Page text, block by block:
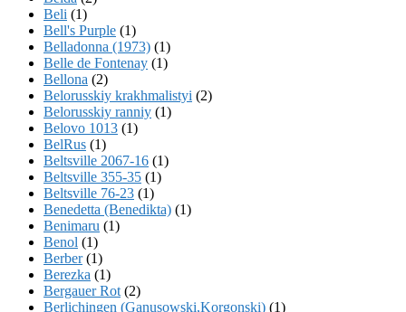
Beli (1)
Bell's Purple (1)
Belladonna (1973) (1)
Belle de Fontenay (1)
Bellona (2)
Belorusskiy krakhmalistyi (2)
Belorusskiy ranniy (1)
Belovo 1013 (1)
BelRus (1)
Beltsville 2067-16 (1)
Beltsville 355-35 (1)
Beltsville 76-23 (1)
Benedetta (Benedikta) (1)
Benimaru (1)
Benol (1)
Berber(1)
Berezka (1)
Bergauer Rot (2)
Berlichingen (Ganusowski,Korgonski) (1)